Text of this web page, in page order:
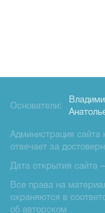
Основатели:
Администрация сайта
отвечает за
Дата открытия сайта
Все права на
охраняются в
об авторском